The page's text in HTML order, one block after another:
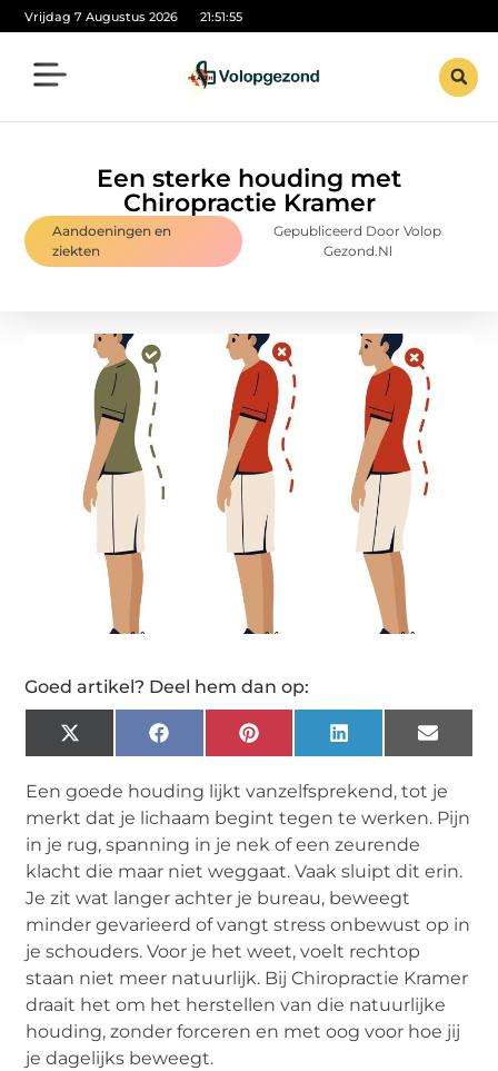
Vrijdag 7 Augustus 2026 21:51:56
Een sterke houding met
Chiropractie Kramer
Aandoeningen en
ziekten
Gepubliceerd Door Volop
Gezond.nl
Goed artikel? Deel hem dan op:
X
(Twitter)
FacebookPinterestLinkedInEmail
Een goede houding lijkt vanzelfsprekend, tot je
merkt dat je lichaam begint tegen te werken. Pijn
in je rug, spanning in je nek of een zeurende
klacht die maar niet weggaat. Vaak sluipt dit erin.
Je zit wat langer achter je bureau, beweegt
minder gevarieerd of vangt stress onbewust op in
je schouders. Voor je het weet, voelt rechtop
staan niet meer natuurlijk. Bij Chiropractie Kramer
draait het om het herstellen van die natuurlijke
houding, zonder forceren en met oog voor hoe jij
je dagelijks beweegt.